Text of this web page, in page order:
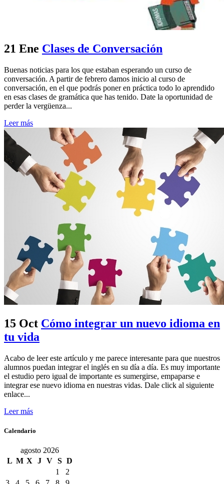
21 Ene Clases de Conversación
Buenas noticias para los que estaban esperando un curso de
conversación. A partir de febrero damos inicio al curso de
conversación, en el que podrás poner en práctica todo lo aprendido
en esas clases de gramática que has tenido. Date la oportunidad de
perder la vergüenza...
Leer más
15 Oct Cómo integrar un nuevo idioma en
tu vida
Acabo de leer este artículo y me parece interesante para que nuestros
alumnos puedan integrar el inglés en su día a día. Es muy importante
el estudio pero igual de importante es sumergirse, empaparse e
integrar ese nuevo idioma en nuestras vidas. Dale click al siguiente
enlace...
Leer más
Calendario
agosto 2026
L M X J V S D
1
2